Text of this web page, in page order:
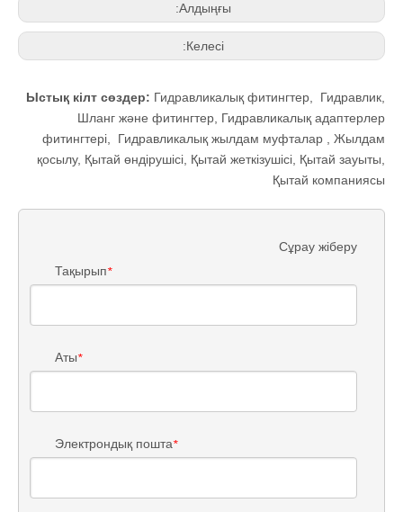
Алдыңғы:
Келесі:
Ыстық кілт сөздер: Гидравликалық фитингтер Гидравлик
Шланг және фитингтер Гидравликалық адаптерлер
фитингтері
Гидравликалық жылдам муфталар
Жылдам
қосылу, Қытай өндірушісі, Қытай жеткізушісі, Қытай зауыты,
Қытай компаниясы
Сұрау жіберу
*
Тақырып
*
Аты
*
Электрондық пошта